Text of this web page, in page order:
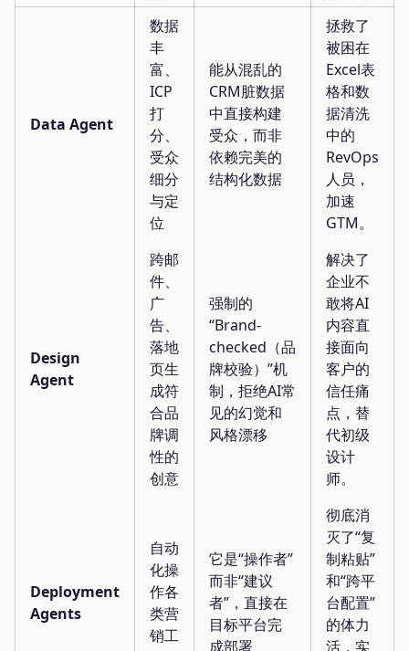
Data Agent
数据
丰
富、
ICP
打
分、
受众
细分
与定
位
能从混乱的
CRM脏数据
中直接构建
受众，而非
依赖完美的
结构化数据
拯救了
被困在
Excel表
格和数
据清洗
中的
RevOps
人员，
加速
GTM。
Design
Agent
跨邮
件、
广
告、
落地
页生
成符
合品
牌调
性的
创意
强制的
“Brand-
checked（品
牌校验）”机
制，拒绝AI常
见的幻觉和
风格漂移
解决了
企业不
敢将AI
内容直
接面向
客户的
信任痛
点，替
代初级
设计
师。
Deployment
Agents
自动
化操
作各
类营
销工
它是“操作者”
而非“建议
者”，直接在
目标平台完
成部署
彻底消
灭了“复
制粘贴”
和“跨平
台配置”
的体力
活，实